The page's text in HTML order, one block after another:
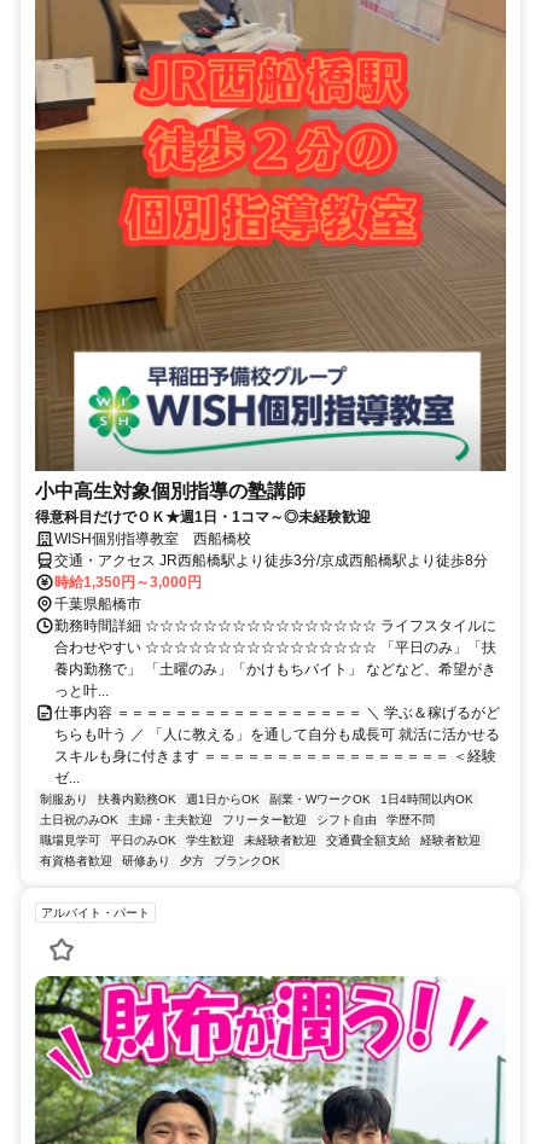
小中高生対象個別指導の塾講師
得意科目だけでＯＫ★週1日・1コマ～◎未経験歓迎
WISH個別指導教室 西船橋校
交通・アクセス JR西船橋駅より徒歩3分/京成西船橋駅より徒歩8分
時給1,350円～3,000円
千葉県船橋市
勤務時間詳細 ☆☆☆☆☆☆☆☆☆☆☆☆☆☆☆☆ ライフスタイルに
合わせやすい ☆☆☆☆☆☆☆☆☆☆☆☆☆☆☆☆ 「平日のみ」「扶
養内勤務で」 「土曜のみ」「かけもちバイト」 などなど、希望がき
っと叶...
仕事内容 ＝＝＝＝＝＝＝＝＝＝＝＝＝＝＝＝＝ ＼ 学ぶ＆稼げるがど
ちらも叶う ／ 「人に教える」を通して自分も成長可 就活に活かせる
スキルも身に付きます ＝＝＝＝＝＝＝＝＝＝＝＝＝＝＝＝＝ ＜経験
ゼ...
制服あり 扶養内勤務OK 週1日からOK 副業・WワークOK
1日4時間以内OK
土日祝のみOK
主婦・主夫歓迎 フリーター歓迎 シフト自由
学歴不問
職場見学可
平日のみOK 学生歓迎 未経験者歓迎 交通費全額支給
経験者歓迎
有資格者歓迎
研修あり 夕方 ブランクOK
アルバイト・パート